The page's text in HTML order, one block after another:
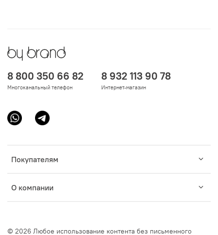
Покупателям
О компании
8 800 350 66 82
Многоканальный телефон
8 932 113 90 78
Интернет-магазин
© 2026 Любое использование контента без письменного